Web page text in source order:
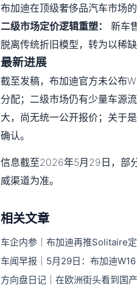
布加迪在顶级奢侈品汽车市场的
二级市场定价逻辑重塑：
新车
脱离传统折旧模型，转为以稀
最新进展
截至发稿，布加迪官方未公布
分配；二级市场仍有少量车源
大，尚无统一公开报价；关于
确认。
信息截至2026年5月29日，部
威渠道为准。
相关文章
车企内参｜布加迪再推Solitaire
车闻早报｜5月29日：布加迪
方向盘日记｜在欧洲街头看到国